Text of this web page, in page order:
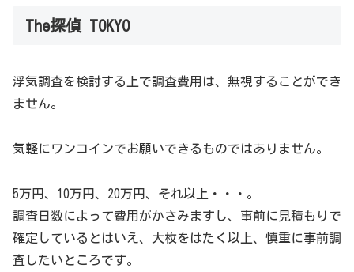
The探偵 TOKYO
浮気調査を検討する上で調査費用は、無視することができ
ません。
気軽にワンコインでお願いできるものではありません。
5万円、10万円、20万円、それ以上・・・。
調査日数によって費用がかさみますし、事前に見積もりで
確定しているとはいえ、大枚をはたく以上、慎重に事前調
査したいところです。